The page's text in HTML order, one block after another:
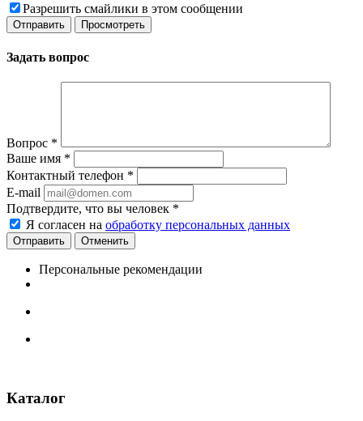
Разрешить смайлики в этом сообщении
Задать вопрос
Вопрос *
Ваше имя *
Контактный телефон *
E-mail
Подтвердите, что вы человек *
Я согласен на обработку персональных данных
Отменить
Персональные рекомендации
Каталог